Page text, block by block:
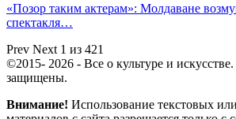
«Позор таким актерам»: Молдаване
спектакля…
Prev Next 1 из 421
©2015- 2026 - Все о культуре и
защищены.
Внимание! Использование текстовых